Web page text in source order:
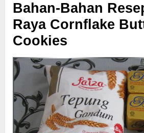
Bahan-Bahan
Raya Cornflake
Cookies